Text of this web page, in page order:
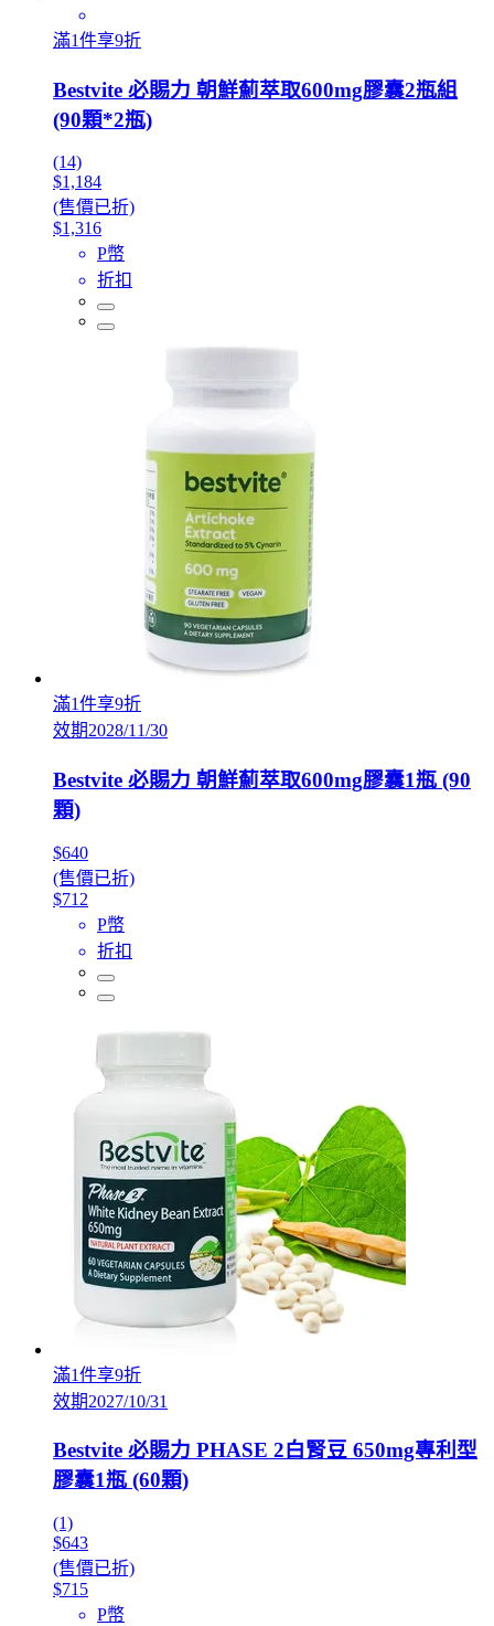
滿1件享9折
Bestvite 必賜力 朝鮮薊萃取600mg膠囊2瓶組
(90顆*2瓶)
(14)
$1,184
(售價已折)
$1,316
P幣
折扣
滿1件享9折
效期2028/11/30
Bestvite 必賜力 朝鮮薊萃取600mg膠囊1瓶 (90
顆)
$640
(售價已折)
$712
P幣
折扣
滿1件享9折
效期2027/10/31
Bestvite 必賜力 PHASE 2白腎豆 650mg專利型
膠囊1瓶 (60顆)
(1)
$643
(售價已折)
$715
P幣